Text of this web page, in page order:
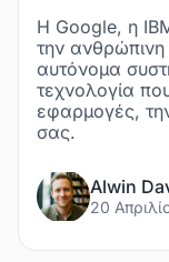
Η Google, η
την ανθρώπινη
αυτόνομα
τεχνολογία
εφαρμογές,
σας.
Alwin
20